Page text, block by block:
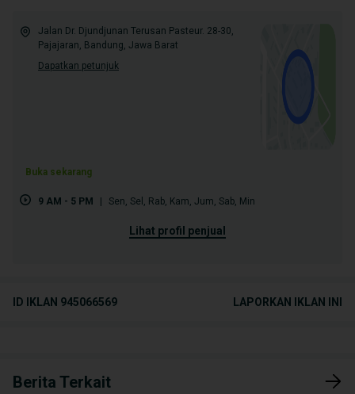
Jalan Dr. Djundjunan Terusan Pasteur. 28-30,
Pajajaran, Bandung, Jawa Barat
Dapatkan petunjuk
Buka sekarang
9 AM - 5 PM | Sen Sel Rab Kam Jum Sab Min
lihat profil penjual
ID IKLAN 945066569 LAPORKAN IKLAN INI
Berita Terkait